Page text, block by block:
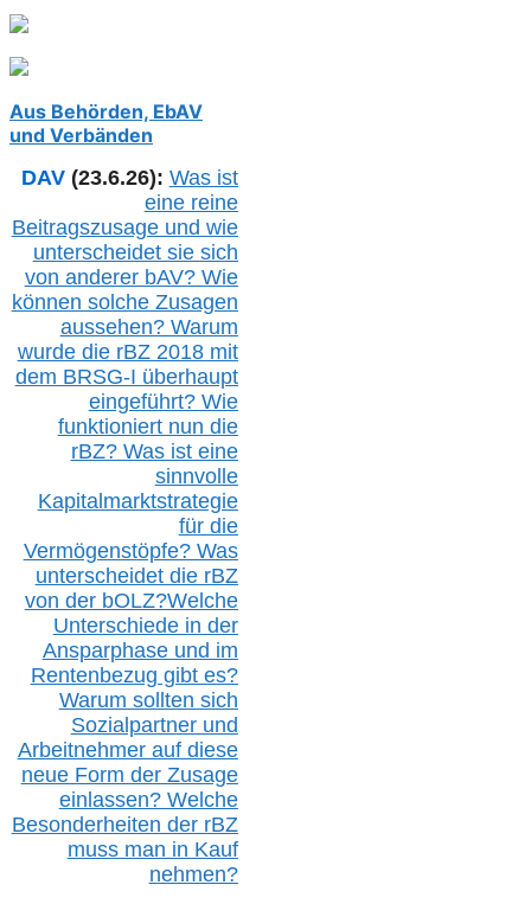
Aus Behörden, EbAV
und Verbänden
DAV (23.6.26): Was ist
eine reine
Beitragszusage und wie
unterscheidet sie sich
von anderer bAV? Wie
können solche Zusagen
aussehen? Warum
wurde die rBZ2018 mit
dem BRSG-I überhaupt
eingeführt? Wie
funktioniert nun die
rBZ? Was ist eine
sinnvolle
Kapitalmarktstrategie
für die
Vermögenstöpfe? Was
unterscheidet die rBZ
von der bOLZ?Welche
Unterschiede in der
Ansparphase und im
Rentenbezug gibt es?
Warum sollten sich
Sozialpartner und
Arbeitnehmer auf diese
neue Form der Zusage
einlassen? Welche
Besonderheiten der rBZ
muss man in Kauf
nehmen?